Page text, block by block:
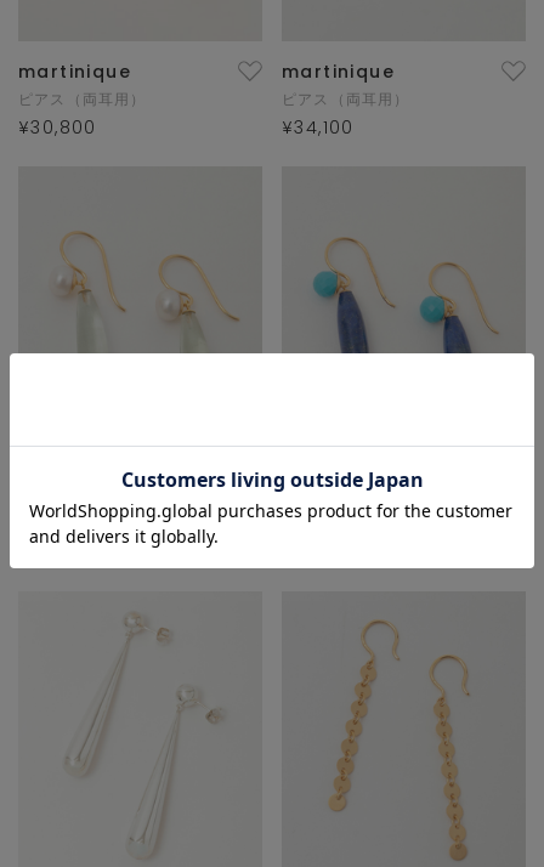
martinique
ピアス（両耳用）
¥30,800
martinique
ピアス（両耳用）
¥34,100
ピアス（両耳用）
martinique
ピアス（両耳用）